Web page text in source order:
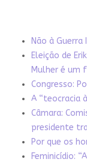
Não à
Eleição de
Mulher é um
Congresso:
A “teocracia
Câmara:
presidente
Por que os
Feminicídio: